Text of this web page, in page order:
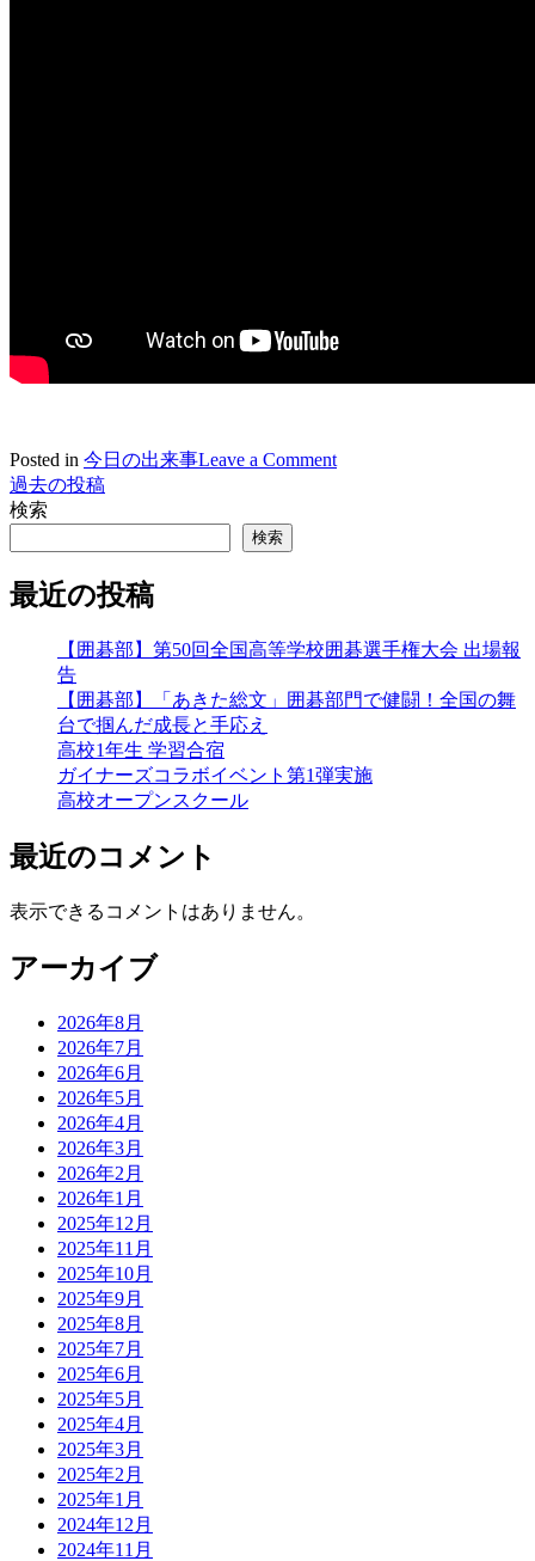
Posted in 今日の出来事Leave a Commenton
オ
【将
し
投
稿
ビ
過去の投稿
検索
検索
最近の投稿
【囲碁部】第50回全国高等学校囲碁選手権大会 出場報
告
【囲碁部】「あきた総文」囲碁部門で健闘！全国の舞
台で掴んだ成長と手応え
高校1年生 学習合宿
ガイナーズコラボイベント第1弾実施
高校オープンスクール
最近のコメント
表示できるコメントはありません。
アーカイブ
2026年8月
2026年7月
2026年6月
2026年5月
2026年4月
2026年3月
2026年2月
2026年1月
2025年12月
2025年11月
2025年10月
2025年9月
2025年8月
2025年7月
2025年6月
2025年5月
2025年4月
2025年3月
2025年2月
2025年1月
2024年12月
2024年11月